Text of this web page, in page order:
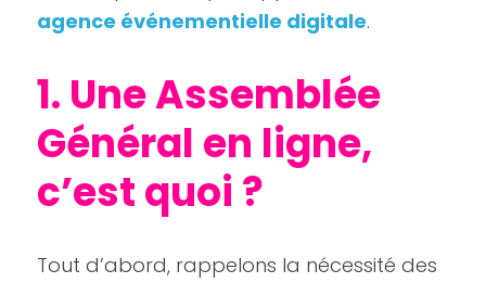
agence événementielle digitale.
1. Une Assemblée
Général en ligne,
c’est quoi ?
Tout d’abord, rappelons la nécessité des